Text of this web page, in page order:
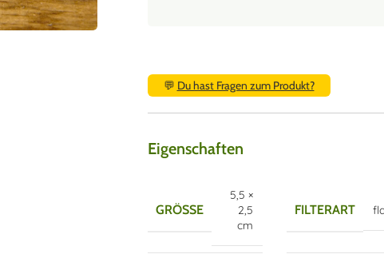
💬 Du hast Fragen zum Produkt?
Eigenschaften
GRÖSSE
5,5 ×
2,5
cm
FILTERART